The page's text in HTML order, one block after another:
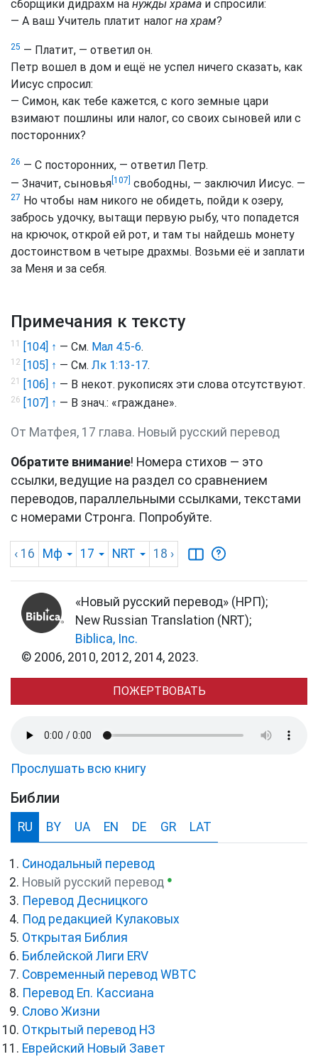
сборщики дидрахм на нужды храма и спросили:
— А ваш Учитель платит налог на храм?
25 — Платит, — ответил он.
Петр вошел в дом и ещё не успел ничего сказать, как
Иисус спросил:
— Симон, как тебе кажется, с кого земные цари
взимают пошлины или налог, со своих сыновей или с
посторонних?
26 — С посторонних, — ответил Петр.
— Значит, сыновья [107] свободны, — заключил Иисус. —
27 Но чтобы нам никого не обидеть, пойди к озеру,
забрось удочку, вытащи первую рыбу, что попадется
на крючок, открой ей рот, и там ты найдешь монету
достоинством в четыре драхмы. Возьми её и заплати
за Меня и за себя.
Примечания к тексту
11 [104] ↑ — См. Мал 4:5-6.
12 [105] ↑ — См. Лк 1:13-17.
21 [106] ↑ — В некот. рукописях эти слова отсутствуют.
26 [107] ↑ — В знач.: «граждане».
От Матфея, 17 глава. Новый русский перевод
Обратите внимание! Номера стихов — это
ссылки, ведущие на раздел со сравнением
переводов, параллельными ссылками, текстами
с номерами Стронга. Попробуйте.
‹ 16 Мф 17 NRT 18 ›
«Новый русский перевод» (НРП);
New Russian Translation (NRT);
Biblica, Inc.
© 2006, 2010, 2012, 2014, 2023.
ПОЖЕРТВОВАТЬ
Прослушать всю книгу
Библии
RU BY UA EN DE GR LAT
Синодальный перевод
Новый русский перевод ●
Перевод Десницкого
Под редакцией Кулаковых
Открытая Библия
Библейской Лиги ERV
Cовременный перевод WBTC
Перевод Еп. Кассиана
Слово Жизни
Открытый перевод НЗ
Еврейский Новый Завет